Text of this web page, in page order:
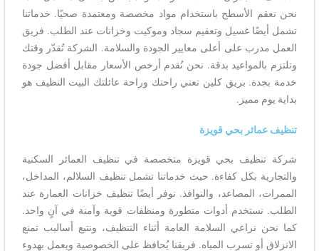
نحن نعقم الأسطح باستخدام مواد مخصصة ومعتمدة صحيًا. خدماتنا
تشمل أيضًا غسيل وتعقيم سجاد وموكيت وخزانات عند الطلب. فريق
العمل مدرب على أعلى معايير الجودة والسلامة. الشركة تُقدّر وقتك
وتلتزم بالمواعيد بدقة. نحن نُقدم أرخص الأسعار مقابل أفضل جودة
خدمة بجدة. بريق كلين تعني راحتك وراحة عائلتك البيت النظيف هو
بداية يوم مميز.
تنظيف عمائر بحي قويزة
شركة تنظيف بحي قويزة متخصصة في تنظيف العمائر السكنية
والتجارية بكل كفاءة. حيث خدماتنا تشمل تنظيف السلالم، المداخل،
الممرات، المصاعد، والنوافذ. نوفر أيضًا تنظيف خزانات العمارة عند
الطلب. نستخدم أدوات متطورة ومنظفات قوية وآمنة في آنٍ واحد.
كما نحن نراعي السلامة العامة أثناء التنظيف، ونتبع أساليب تمنع
الانزلاق أو تسرب المياه. فريقنا يُحافظ على الخصوصية ويعمل بهدوء